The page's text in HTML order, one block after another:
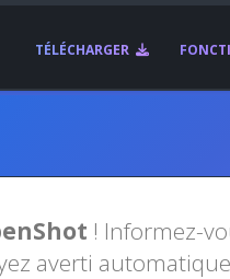
TÉLÉCHARGER
! Informez-
averti